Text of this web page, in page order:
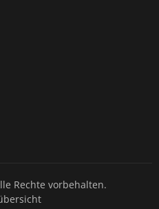
Rechte vorbehalten.